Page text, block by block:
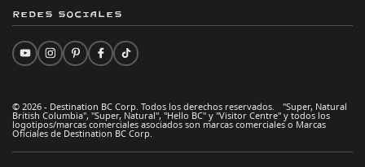
© 2026 - Destination BC Corp. Todos los derechos reservados. "Super, Natural
British Columbia", "Super, Natural", "Hello BC" y "Visitor Centre" y todos los
logotipos/marcas comerciales asociados son marcas comerciales o Marcas
Oficiales de Destination BC Corp.
Redes sociales